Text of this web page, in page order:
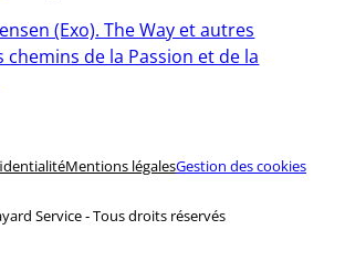
(Exo). The Way et autres
chemins de la Passion et de la
Mentions légalesGestion des cookies
Service ‑ Tous droits réservés